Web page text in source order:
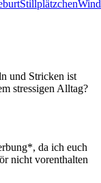
Stillplätzchen
und Stricken ist
stressigen Alltag?
da ich euch
nicht vorenthalten